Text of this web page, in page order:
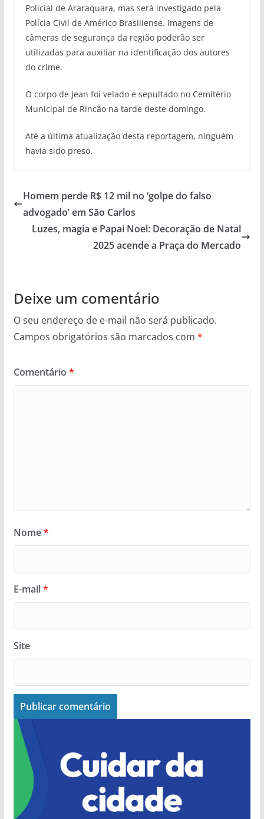
Policial de Araraquara, mas será investigado pela
Polícia Civil de Américo Brasiliense. Imagens de
câmeras de segurança da região poderão ser
utilizadas para auxiliar na identificação dos autores
do crime.
O corpo de Jean foi velado e sepultado no Cemitério
Municipal de Rincão na tarde deste domingo.
Até a última atualização desta reportagem, ninguém
havia sido preso.
Homem perde R$ 12 mil no ‘golpe do falso
advogado’ em São Carlos
Luzes, magia e Papai Noel: Decoração de Natal
2025 acende a Praça do Mercado
Deixe um comentário
O seu endereço de e-mail não será publicado.
Campos obrigatórios são marcados com *
Comentário *
Nome*
E-mail*
Site